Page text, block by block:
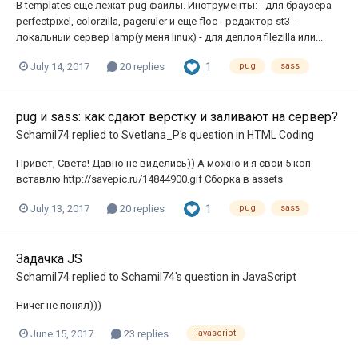
В templates еще лежат pug файлы. Инструменты: - для браузера
perfectpixel, colorzilla, pageruler и еще floc - редактор st3 -
локальный сервер lamp(у меня linux) - для деплоя filezilla или...
July 14, 2017 20 replies 1 pug sass
pug и sass: как сдают верстку и заливают на сервер?
Schamil74replied to Svetlana_P's question in HTML Coding
Привет, Света! Давно не виделись)) А можно и я свои 5 коп
вставлю http://savepic.ru/14844900.gif Сборка в assets
July 13, 2017 20 replies 1 pug sass
Задачка JS
Schamil74replied to Schamil74's question in JavaScript
Ничег не понял)))
June 15, 2017 23 replies javascript